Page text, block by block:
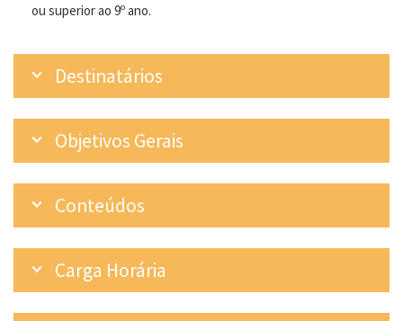
ou superior ao 9º ano.
Destinatários
Objetivos Gerais
Conteúdos
Carga Horária